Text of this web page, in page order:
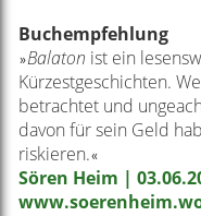
Buchempfehlung
»Balaton ist ein
Kürzestgeschichten.
betrachtet und
davon für sein Geld
riskieren.«
Sören Heim |